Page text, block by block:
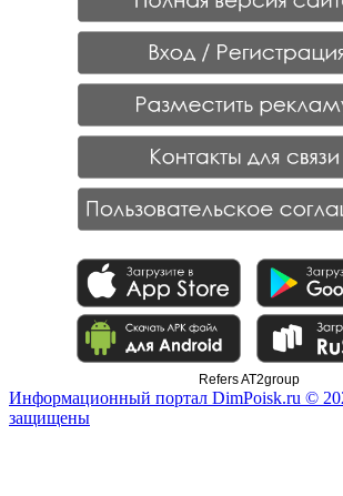
Refers AT2group
Информационный портал DimPoisk.ru ©
защищены